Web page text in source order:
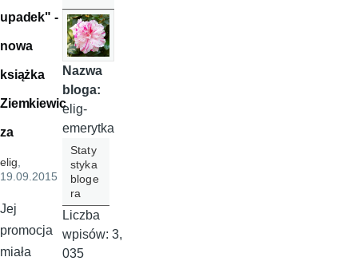
upadek" -
nowa
książka
Ziemkiewic
za
elig,
19.09.2015
Jej
promocja
miała
Nazwa
bloga:
elig-
emerytka
Staty
styka
bloge
ra
Liczba
wpisów: 3,
035